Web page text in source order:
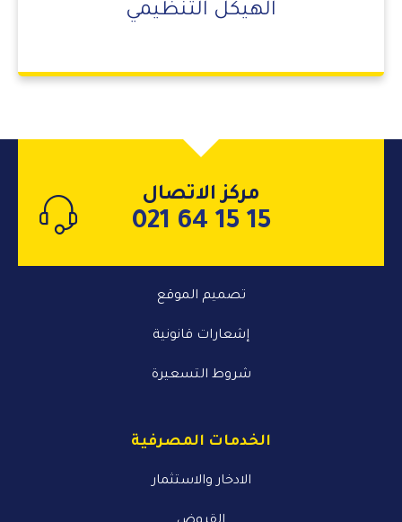
الهيكل التنظيمي
مركز الاتصال
021 64 15 15
تصميم الموقع
إشعارات قانونية
شروط التسعيرة
الخدمات المصرفية
الادخار والاستثمار